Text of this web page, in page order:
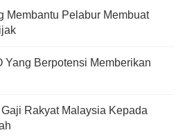
Membantu Pelabur Membuat
Yang Berpotensi Memberikan
Rakyat Malaysia Kepada